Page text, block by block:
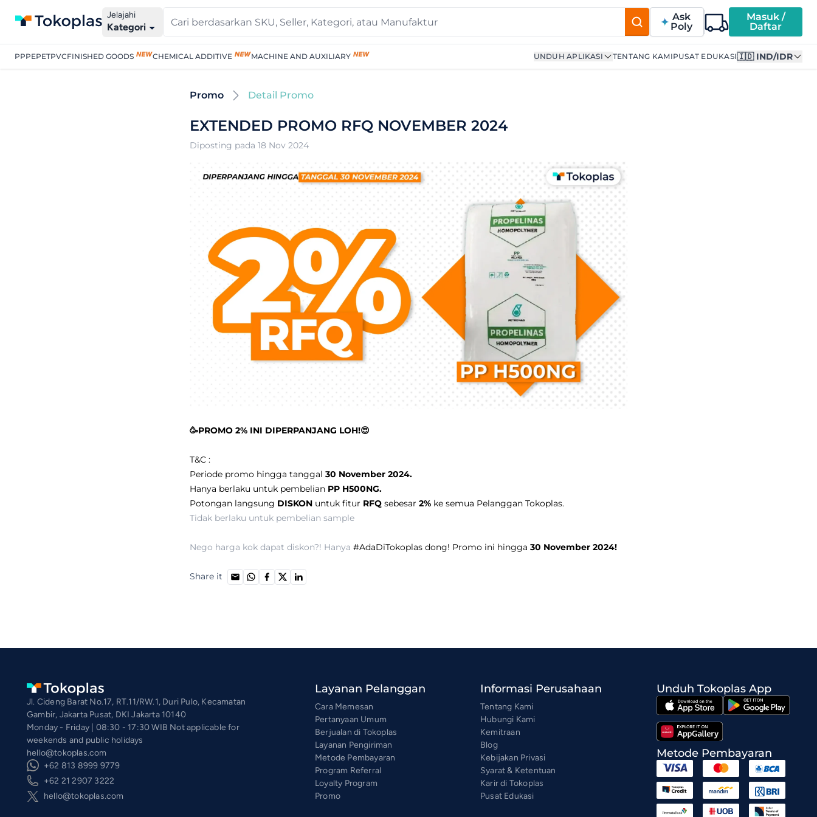
Jelajahi
Kategori
Ask
Poly
Masuk /
Daftar
PPPEPETPVCFINISHED GOODS CHEMICAL ADDITIVE MACHINE AND AUXILIARY UNDUH APLIKASI TENTANG KAMIPUSAT EDUKASI🇮🇩 IND/IDR
Promo Detail Promo
EXTENDED PROMO RFQ NOVEMBER 2024
Diposting pada 18 Nov 2024
🥳PROMO 2% INI DIPERPANJANG LOH!😍
T&C :
Periode promo hingga tanggal 30 November 2024.
Hanya berlaku untuk pembelian PP H500NG.
Potongan langsung DISKON untuk fitur RFQ sebesar 2% ke semua Pelanggan Tokoplas.
Tidak berlaku untuk pembelian sample
Nego harga kok dapat diskon?! Hanya #AdaDiTokoplas dong! Promo ini hingga 30 November 2024!
Share it
Jl. Cideng Barat No.17, RT.11/RW.1, Duri Pulo, Kecamatan
Gambir, Jakarta Pusat, DKI Jakarta 10140
Monday - Friday | 08:30 - 17:30 WIB Not applicable for
weekends and public holidays
hello@tokoplas.com
+62 813 8999 9779
+62 21 2907 3222
hello@tokoplas.com
Layanan Pelanggan
Cara Memesan
Pertanyaan Umum
Berjualan di Tokoplas
Layanan Pengiriman
Metode Pembayaran
Program Referral
Loyalty Program
Promo
Informasi Perusahaan
Tentang Kami
Hubungi Kami
Kemitraan
Blog
Kebijakan Privasi
Syarat & Ketentuan
Karir di Tokoplas
Pusat Edukasi
Unduh Tokoplas App
Metode Pembayaran